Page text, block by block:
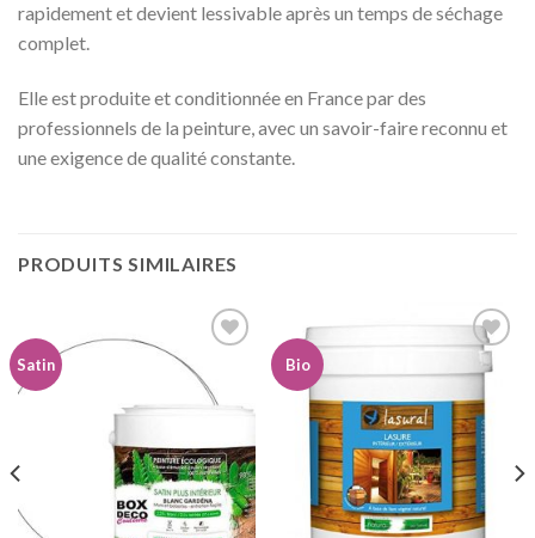
rapidement et devient lessivable après un temps de séchage
complet.
Elle est produite et conditionnée en France par des
professionnels de la peinture, avec un savoir-faire reconnu et
une exigence de qualité constante.
PRODUITS SIMILAIRES
Satin
Ajouter
Bio
Ajouter
à la
wishlist